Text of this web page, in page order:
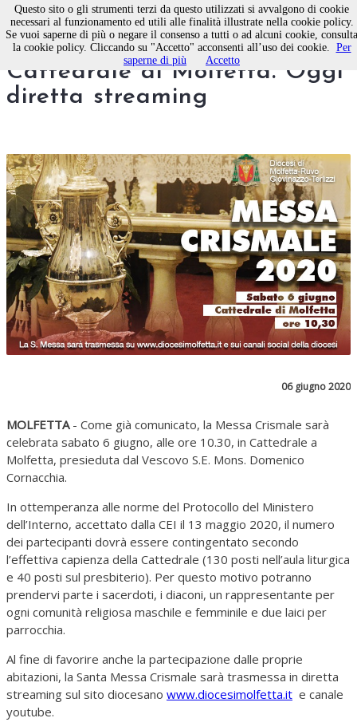
Santa Messa Crismale nella
Cattedrale di Molfetta. Oggi
diretta streaming
06 giugno 2020
MOLFETTA- Come già comunicato, la Messa Crismale sarà
celebrata sabato 6 giugno, alle ore 10.30, in Cattedrale a
Molfetta, presieduta dal Vescovo S.E. Mons. Domenico
Cornacchia.
In ottemperanza alle norme del Protocollo del Ministero
dell’Interno, accettato dalla CEI il 13 maggio 2020, il numero
dei partecipanti dovrà essere contingentato secondo
l’effettiva capienza della Cattedrale (130 posti nell’aula liturgica
e 40 posti sul presbiterio). Per questo motivo potranno
prendervi parte i sacerdoti, i diaconi, un rappresentante per
ogni comunità religiosa maschile e femminile e due laici per
parrocchia.
Al fine di favorire anche la partecipazione dalle proprie
abitazioni, la Santa Messa Crismale sarà trasmessa in diretta
streaming sul sito diocesano www.diocesimolfetta.it e canale
youtube.
Questo sito o gli strumenti terzi da questo utilizzati si avvalgono di cookie
necessari al funzionamento ed utili alle finalità illustrate nella cookie policy.
Se vuoi saperne di più o negare il consenso a tutti o ad alcuni cookie, consulta
la cookie policy. Cliccando su "Accetto" acconsenti all’uso dei cookie. Per
saperne di più
Accetto